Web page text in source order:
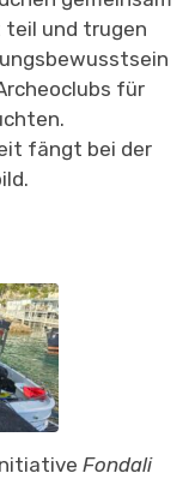
teil und trugen
für
fängt bei der
Fondali